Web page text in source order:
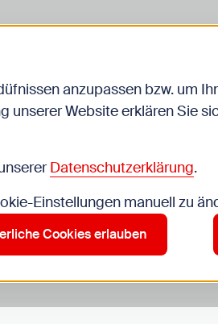
anzupassen bzw. um
unserer Website erklären Sie
Datenschutzerklärung.
Einstellungen manuell zu
Cookies erlauben